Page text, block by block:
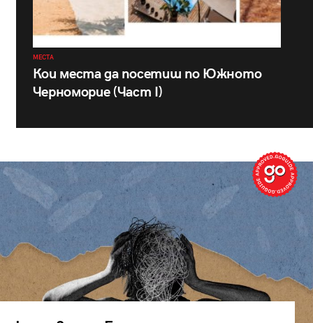
МЕСТА
Кои места да посетиш по Южното
Черноморие (Част I)